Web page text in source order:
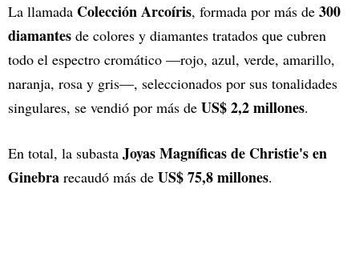
La llamada Colección Arcoíris, formada por más de 300
diamantes de colores y diamantes tratados que cubren
todo el espectro cromático —rojo, azul, verde, amarillo,
naranja, rosa y gris—, seleccionados por sus tonalidades
singulares, se vendió por más de US$ 2,2 millones.
En total, la subasta Joyas Magníficas de Christie's en
Ginebra recaudó más de US$ 75,8 millones.